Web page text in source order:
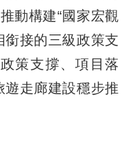
動構建“國家宏觀
接的三級政策支
策支撐、項目落
遊走廊建設穩步推